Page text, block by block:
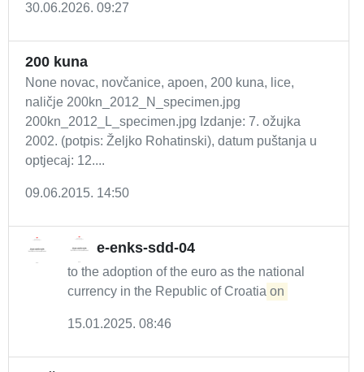
30.06.2026. 09:27
200 kuna
None novac, novčanice, apoen, 200 kuna, lice,
naličje 200kn_2012_N_specimen.jpg
200kn_2012_L_specimen.jpg Izdanje: 7. ožujka
2002. (potpis: Željko Rohatinski), datum puštanja u
optjecaj: 12....
09.06.2015. 14:50
e-enks-sdd-04
to the adoption of the euro as the national
currency in the Republic of Croatia on
15.01.2025. 08:46